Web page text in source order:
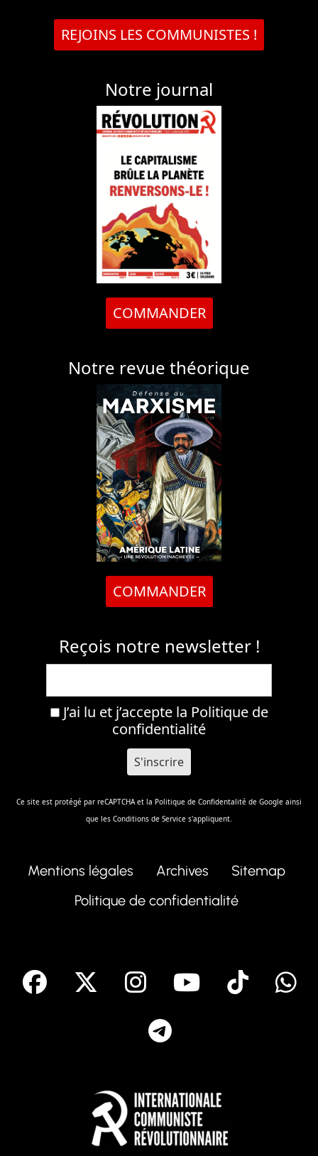
REJOINS LES COMMUNISTES !
Notre journal
COMMANDER
Notre revue théorique
COMMANDER
Reçois notre newsletter !
J’ai lu et j’accepte la Politique de
confidentialité
Ce site est protégé par reCAPTCHA et la Politique de Confidentalité de Google ainsi
que les Conditions de Service s'appliquent.
Mentions légales Archives
Sitemap
Politique de confidentialité
facebook Instagram
Youtube
Tik